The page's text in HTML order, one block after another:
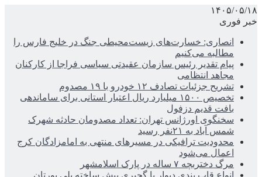
۱۴۰۵/۰۵/۱۸
خبر فوری
انصاری: خسارت‌های زیست‌محیطی جنگ در خلیج فارس را
مطالبه‌ می‌کنیم
پیام تقدیر رئیس سازمان عقیدتی سیاسی فراجا از کارکنان
مجاهد انتظامی
تشریح جزئیات تصادف ۱۲ خودرو با ۱۹ مصدوم
تخصیص ۱۵۰۰ میلیارد ریال اعتبار استانی برای ساماندهی
بافت قدیم دزفول
سخنگوی اورژانس تهران: تعداد مصدومان حادثه شهرک
شمس آباد به ۲۱نفر رسید
محدودیت ترافیکی در مسیرهای منتهی به امامزادگان کرج
اعمال می‌شود
مرگ دختربچه ۷ ساله در پارک اسلامشهر
انواع قاب بندی دیوار با گچبری پیش ساخته پلی یورتان